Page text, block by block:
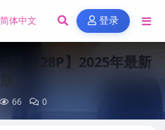
登录
期 【28P】2025年最新
版
66 0